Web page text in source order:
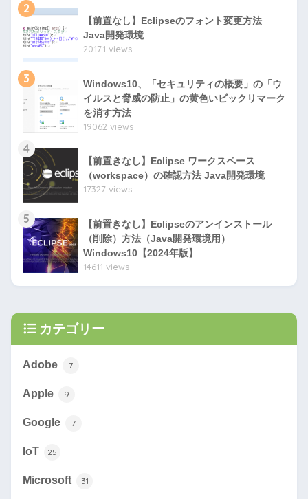
2
【前置なし】Eclipseのフォント変更方法
Java開発環境
20171 views
3
Windows10、「セキュリティの概要」の「ウ
イルスと脅威の防止」の黄色いビックリマーク
を消す方法
19062 views
4
【前置きなし】Eclipse ワークスペース
（workspace）の確認方法 Java開発環境
17327 views
5
【前置きなし】Eclipseのアンインストール
（削除）方法（Java開発環境用）
Windows10【2024年版】
14611 views
カテゴリー
Adobe 7
Apple 9
Google 7
IoT 25
Microsoft 31